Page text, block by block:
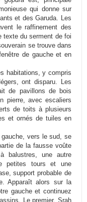
qui donne sur
et des Garuda. Les
le raffinement des
texte du serment de foi
se trouve dans
de gauche et en
habitations, y compris
ont disparu. Les
de pavillons de bois
pierre, avec escaliers
de toits à plusieurs
et ornés de tuiles en
gauche, vers le sud, se
de la fausse voûte
balustres, une autre
petites tours et une
support probable de
Apparaît alors sur la
gauche et continuez
Le premier, Srah